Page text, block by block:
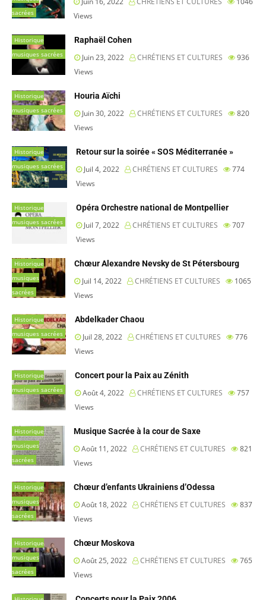
sacrées
Views
Historique
musiques sacrées
Raphaël Cohen
Juin 23, 2022 CHRÉTIENS ET CULTURES
936
Views
Historique
musiques sacrées
Houria Aïchi
Juin 30, 2022 CHRÉTIENS ET CULTURES
820
Views
Historique
musiques sacrées
Retour sur la soirée « SOS Méditerranée »
Juil 4, 2022 CHRÉTIENS ET CULTURES
774
Views
Historique
musiques sacrées
Opéra Orchestre national de Montpellier
Juil 7, 2022 CHRÉTIENS ET CULTURES
707
Views
Historique
musiques
sacrées
Chœur Alexandre Nevsky de St Pétersbourg
Juil 14, 2022 CHRÉTIENS ET CULTURES
1065
Views
Historique
musiques sacrées
Abdelkader Chaou
Juil 28, 2022 CHRÉTIENS ET CULTURES
776
Views
Historique
musiques sacrées
Concert pour la Paix au Zénith
Août 4, 2022 CHRÉTIENS ET CULTURES
757
Views
Historique
musiques
sacrées
Musique Sacrée à la cour de Saxe
Août 11, 2022 CHRÉTIENS ET CULTURES
821
Views
Historique
musiques
sacrées
Chœur d’enfants Ukrainiens d’Odessa
Août 18, 2022 CHRÉTIENS ET CULTURES
837
Views
Historique
musiques
sacrées
Chœur Moskova
Août 25, 2022 CHRÉTIENS ET CULTURES
765
Views